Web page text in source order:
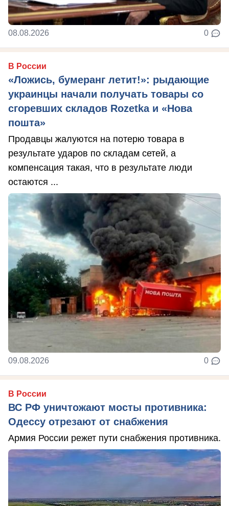
08.08.2026 0
В России
«Ложись, бумеранг летит!»: рыдающие
украинцы начали получать товары со
сгоревших складов Rozetka и «Нова
пошта»
Продавцы жалуются на потерю товара в
результате ударов по складам сетей, а
компенсация такая, что в результате люди
остаются ...
09.08.2026 0
В России
ВС РФ уничтожают мосты противника:
Одессу отрезают от снабжения
Армия России режет пути снабжения противника.